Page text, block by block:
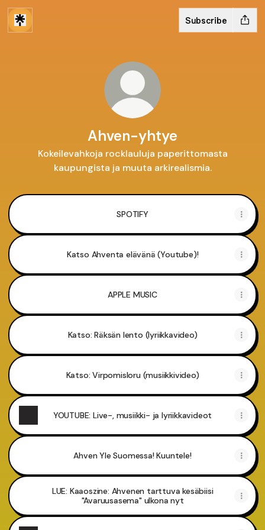
Subscribe
Ahven-yhtye
Kokeilevahkoja rocklauluja paperittomasta
kaupungista ja muuta arkirealismia.
SPOTIFY
Katso Ahventa elävänä (Youtube)!
APPLE MUSIC
Katso: Räksän lento (lyriikkavideo)
Katso: Virpomisloru (musiikkivideo)
YOUTUBE: Live-, musiikki- ja lyriikkavideot
Ahven Yle Suomessa! Kuuntele!
LUE: Kaaoszine: Ahvenen tarttuva kesäbiisi
"Avaruusasema" ulkona nyt